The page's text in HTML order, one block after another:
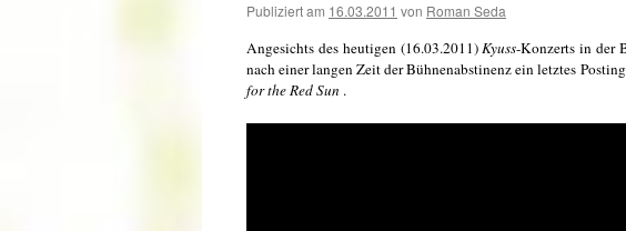
Publiziert am 16.03.2011 von Roman Seda
Angesichts des heutigen (16.03.2011)Kyuss-Konzerts in der
nach einer langen Zeit der Bühnenabstinenz ein letztes
for the Red Sun .